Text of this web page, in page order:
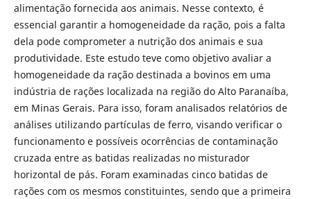
alimentação fornecida aos animais. Nesse contexto, é
essencial garantir a homogeneidade da ração, pois a falta
dela pode comprometer a nutrição dos animais e sua
produtividade. Este estudo teve como objetivo avaliar a
homogeneidade da ração destinada a bovinos em uma
indústria de rações localizada na região do Alto Paranaíba,
em Minas Gerais. Para isso, foram analisados relatórios de
análises utilizando partículas de ferro, visando verificar o
funcionamento e possíveis ocorrências de contaminação
cruzada entre as batidas realizadas no misturador
horizontal de pás. Foram examinadas cinco batidas de
rações com os mesmos constituintes, sendo que a primeira